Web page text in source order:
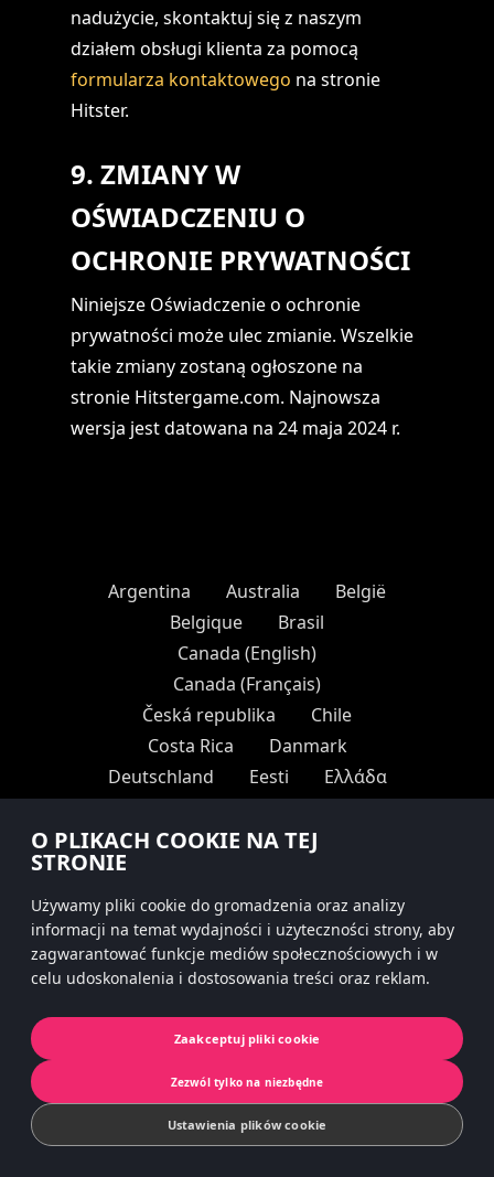
O PLIKACH COOKIE NA TEJ
STRONIE
Używamy pliki cookie do gromadzenia oraz analizy
informacji na temat wydajności i użyteczności strony, aby
zagwarantować funkcje mediów społecznościowych i w
celu udoskonalenia i dostosowania treści oraz reklam.
Zaakceptuj pliki cookie
Zezwól tylko na niezbędne
Ustawienia plików cookie
nadużycie, skontaktuj się z naszym
działem obsługi klienta za pomocą
formularza kontaktowego na stronie
Hitster.
9. ZMIANY W
OŚWIADCZENIU O
OCHRONIE PRYWATNOŚCI
Niniejsze Oświadczenie o ochronie
prywatności może ulec zmianie. Wszelkie
takie zmiany zostaną ogłoszone na
stronie Hitstergame.com. Najnowsza
wersja jest datowana na 24 maja 2024 r.
Argentina Australia
België
Belgique
Brasil
Canada (English)
Canada (Français)
Česká republika
Chile
Costa Rica
Danmark
Deutschland
Eesti
Ελλάδα
Hrvatska
香港
Ísland
Lietuva
Magyarország
México
Nederland
New Zealand
日本
Norge
Polska
Portugal
România
Slovenija
South Africa
Srbija
Suomi
Sverige
Svizzera
United Arab Emirates